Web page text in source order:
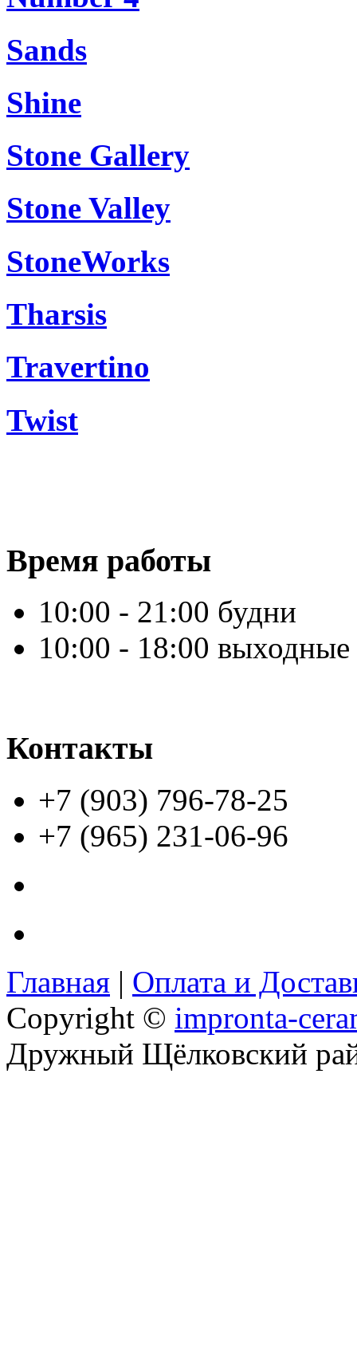
Sands
Shine
Stone Gallery
Stone Valley
StoneWorks
Tharsis
Travertino
Twist
Время работы
10:00 - 21:00 будни
10:00 - 18:00 выходные
Контакты
+7 (903) 796-78-25
+7 (965) 231-06-96
Главная | Оплата и
Copyright © impronta-
Дружный Щёлковский